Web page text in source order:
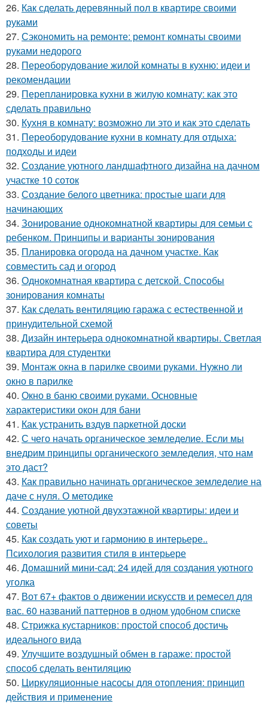
26. Как сделать деревянный пол в квартире своими
руками
27. Сэкономить на ремонте: ремонт комнаты своими
руками недорого
28. Переоборудование жилой комнаты в кухню: идеи и
рекомендации
29. Перепланировка кухни в жилую комнату: как это
сделать правильно
30. Кухня в комнату: возможно ли это и как это сделать
31. Переоборудование кухни в комнату для отдыха:
подходы и идеи
32. Создание уютного ландшафтного дизайна на дачном
участке 10 соток
33. Создание белого цветника: простые шаги для
начинающих
34. Зонирование однокомнатной квартиры для семьи с
ребенком. Принципы и варианты зонирования
35. Планировка огорода на дачном участке. Как
совместить сад и огород
36. Однокомнатная квартира с детской. Способы
зонирования комнаты
37. Как сделать вентиляцию гаража с естественной и
принудительной схемой
38. Дизайн интерьера однокомнатной квартиры. Светлая
квартира для студентки
39. Монтаж окна в парилке своими руками. Нужно ли
окно в парилке
40. Окно в баню своими руками. Основные
характеристики окон для бани
41. Как устранить вздув паркетной доски
42. С чего начать органическое земледелие. Если мы
внедрим принципы органического земледелия, что нам
это даст?
43. Как правильно начинать органическое земледелие на
даче с нуля. О методике
44. Создание уютной двухэтажной квартиры: идеи и
советы
45. Как создать уют и гармонию в интерьере..
Психология развития стиля в интерьере
46. Домашний мини-сад: 24 идей для создания уютного
уголка
47. Вот 67+ фактов о движении искусств и ремесел для
вас. 60 названий паттернов в одном удобном списке
48. Стрижка кустарников: простой способ достичь
идеального вида
49. Улучшите воздушный обмен в гараже: простой
способ сделать вентиляцию
50. Циркуляционные насосы для отопления: принцип
действия и применение